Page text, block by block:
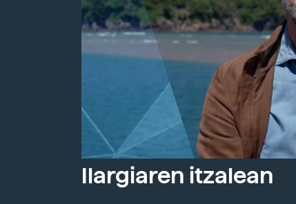
Ilargiaren itzalean